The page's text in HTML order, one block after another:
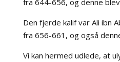
fra 644-656, og denne
Den fjerde kalif var Ali ibn
fra 656-661, og også
Vi kan hermed udlede, at